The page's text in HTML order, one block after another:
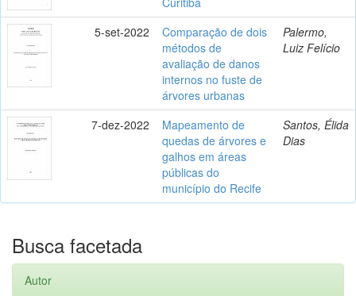
5-set-2022
Comparação de dois
métodos de
avaliação de danos
internos no fuste de
árvores urbanas
Palermo,
Luiz Felício
7-dez-2022
Mapeamento de
quedas de árvores e
galhos em áreas
públicas do
município do Recife
Santos, Élida
Dias
Busca facetada
Autor